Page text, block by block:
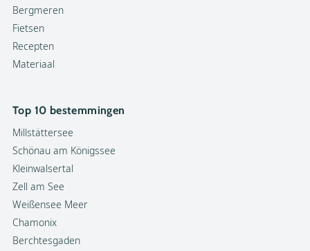
Bergmeren
Fietsen
Recepten
Materiaal
Top 10 bestemmingen
Millstättersee
Schönau am Königssee
Kleinwalsertal
Zell am See
Weißensee Meer
Chamonix
Berchtesgaden